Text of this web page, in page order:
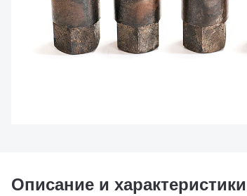
Описание и характеристики